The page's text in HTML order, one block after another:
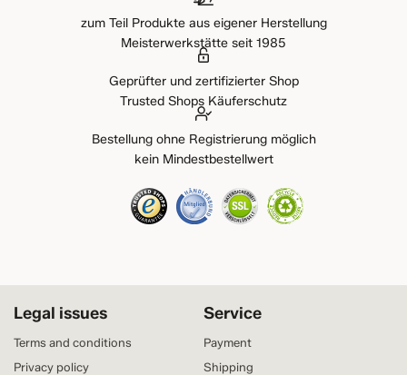
zum Teil Produkte aus eigener Herstellung
Meisterwerkstätte seit 1985
Geprüfter und zertifizierter Shop
Trusted Shops Käuferschutz
Bestellung ohne Registrierung möglich
kein Mindestbestellwert
Service
Payment
Shipping
Legal issues
Terms and conditions
Privacy policy